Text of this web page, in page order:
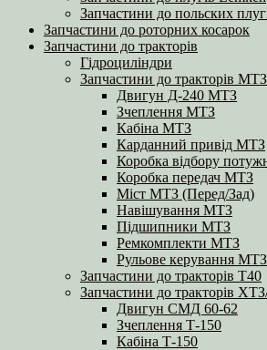
Запчастини до польских
Запчастини до роторних косарок
Запчастини до тракторів
Гідроциліндри
Запчастини до тракторів МТЗ
Двигун Д-240 МТЗ
Зчеплення МТЗ
Кабіна МТЗ
Карданний привід МТЗ
Коробка відбору
Коробка передач МТЗ
Міст МТЗ (Перед/Зад)
Навішування МТЗ
Підшипники МТЗ
Ремкомплекти МТЗ
Рульове керування МТЗ
Запчастини до тракторів Т40
Запчастини до тракторів
Двигун СМД 60-62
Зчеплення Т-150
Кабіна Т-150